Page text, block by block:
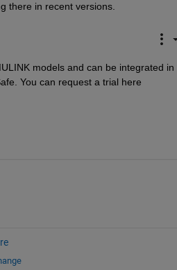
there in recent versions.
models and can be integrated in
You can request a trial here